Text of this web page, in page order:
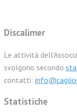
Discalimer
Le attività
svolgono secondo
contatti:
Statistiche